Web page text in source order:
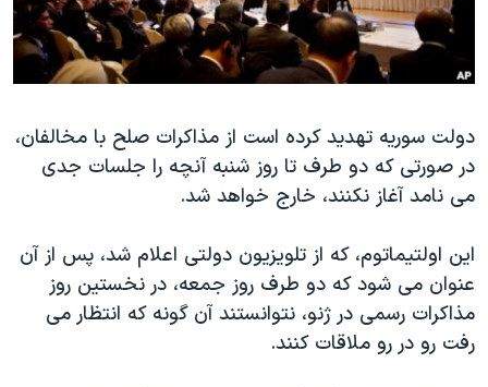
فرهنگ و زندگی
حقوق شهروندی
علم و فناوری
اسرائیل در جنگ
آرشیو پخش زنده
مستندها
انتخابات ریاست جمهوری آمریکا ۲۰۲۴
رمز مهسا
ورزش زنان در ایران
مجموعه مستندهای دادخواهی
تریبونال مردمی آبان ۹۸
دادگاه حمید نوری
دنبال کنید
زبانهای مختلف
دولت سوریه تهدید کرده است از مذاکرات صلح با مخالفان،
در صورتی که دو طرف تا روز شنبه آنچه را جلسات جدی
می نامد آغاز نکنند، خارج خواهد شد.
این اولتیماتوم، که از تلویزیون دولتی اعلام شد، پس از آن
عنوان می شود که دو طرف روز جمعه، در نخستین روز
مذاکرات رسمی در ژنو، نتوانستند آن گونه که انتظار می
رفت رو در رو ملاقات کنند.